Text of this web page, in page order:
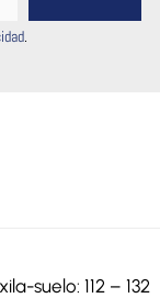
.
suelo: 112 – 132